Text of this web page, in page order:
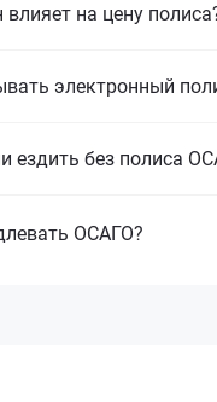
на цену
электронный
ездить без полиса
ОСАГО?